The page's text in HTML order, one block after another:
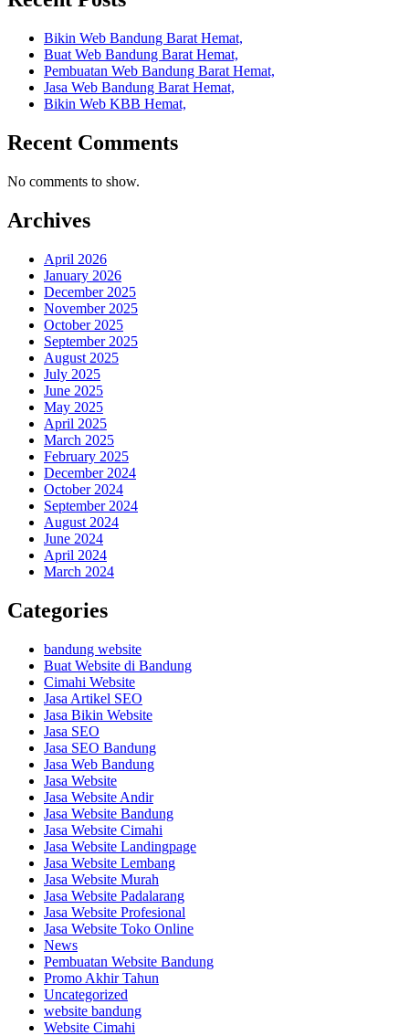
Bikin Web Bandung Barat Hemat,
Buat Web Bandung Barat Hemat,
Pembuatan Web Bandung Barat Hemat,
Jasa Web Bandung Barat Hemat,
Bikin Web KBB Hemat,
Recent Comments
No comments to show.
Archives
April 2026
January 2026
December 2025
November 2025
October 2025
September 2025
August 2025
July 2025
June 2025
May 2025
April 2025
March 2025
February 2025
December 2024
October 2024
September 2024
August 2024
June 2024
April 2024
March 2024
Categories
bandung website
Buat Website di Bandung
Cimahi Website
Jasa Artikel SEO
Jasa Bikin Website
Jasa SEO
Jasa SEO Bandung
Jasa Web Bandung
Jasa Website
Jasa Website Andir
Jasa Website Bandung
Jasa Website Cimahi
Jasa Website Landingpage
Jasa Website Lembang
Jasa Website Murah
Jasa Website Padalarang
Jasa Website Profesional
Jasa Website Toko Online
News
Pembuatan Website Bandung
Promo Akhir Tahun
Uncategorized
website bandung
Website Cimahi